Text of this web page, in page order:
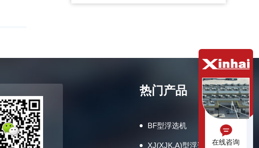
热门产品
BF型浮选机
XJ(XJK,A)型浮选机 在线咨询